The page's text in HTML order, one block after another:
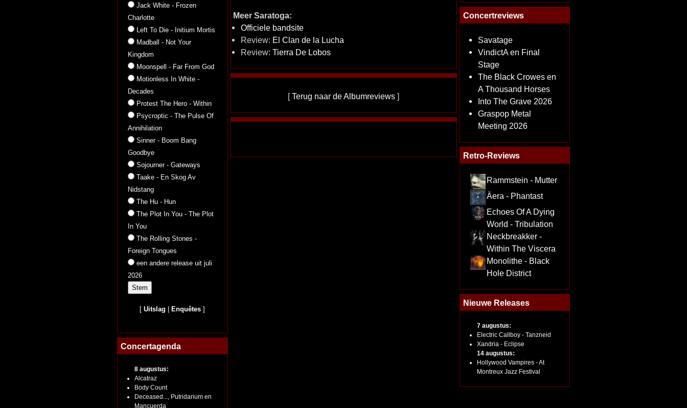
Jack White - Frozen
Charlotte
Left To Die - Initium Mortis
Madball - Not Your
Kingdom
Moonspell - Far From God
Motionless In White -
Decades
Protest The Hero - Within
Psycroptic - The Pulse Of
Annihilation
Sinner - Boom Bang
Goodbye
Sojourner - Gateways
Taake - En Skog Av
Nidstang
The Hu - Hun
The Plot In You - The Plot
In You
The Rolling Stones -
Foreign Tongues
een andere release uit juli
2026
[Uitslag Enquêtes ]
Concertagenda
8 augustus:
Alcatraz
Body Count
Deceased..., Putridarium en
Mancuerda
Meer Saratoga:
Officiele bandsite
Review: El Clan de la Lucha
Review: Tierra De Lobos
[Terug naar de Albumreviews ]
Concertreviews
Savatage
VindictA en Final
Stage
The Black Crowes en
A Thousand Horses
Into The Grave 2026
Graspop Metal
Meeting 2026
Retro-Reviews
Rammstein - Mutter
Äera - Phantast
Echoes Of A Dying
World - Tribulation
Neckbreakker -
Within The Viscera
Monolithe - Black
Hole District
Nieuwe Releases
7 augustus:
Electric Callboy - Tanzneid
Xandria - Eclipse
14 augustus:
Hollywood Vampires - At
Montreux Jazz Festival